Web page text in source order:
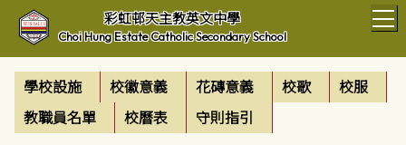
彩虹邨天主教英文中學
Choi Hung Estate Catholic Secondary School
學校設施 校徽意義 花磚意義 校歌
校服
教職員名單
校曆表 守則指引